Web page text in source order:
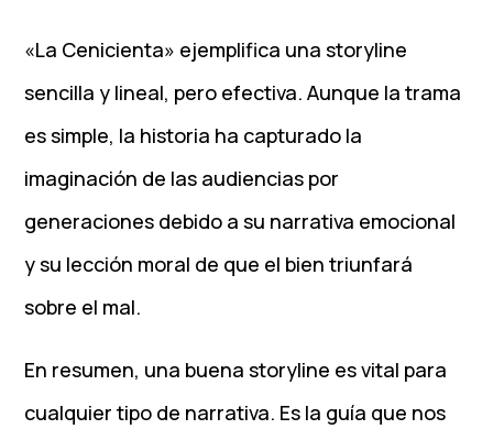
«La Cenicienta» ejemplifica una storyline
sencilla y lineal, pero efectiva. Aunque la trama
es simple, la historia ha capturado la
imaginación de las audiencias por
generaciones debido a su narrativa emocional
y su lección moral de que el bien triunfará
sobre el mal.
En resumen, una buena storyline es vital para
cualquier tipo de narrativa. Es la guía que nos